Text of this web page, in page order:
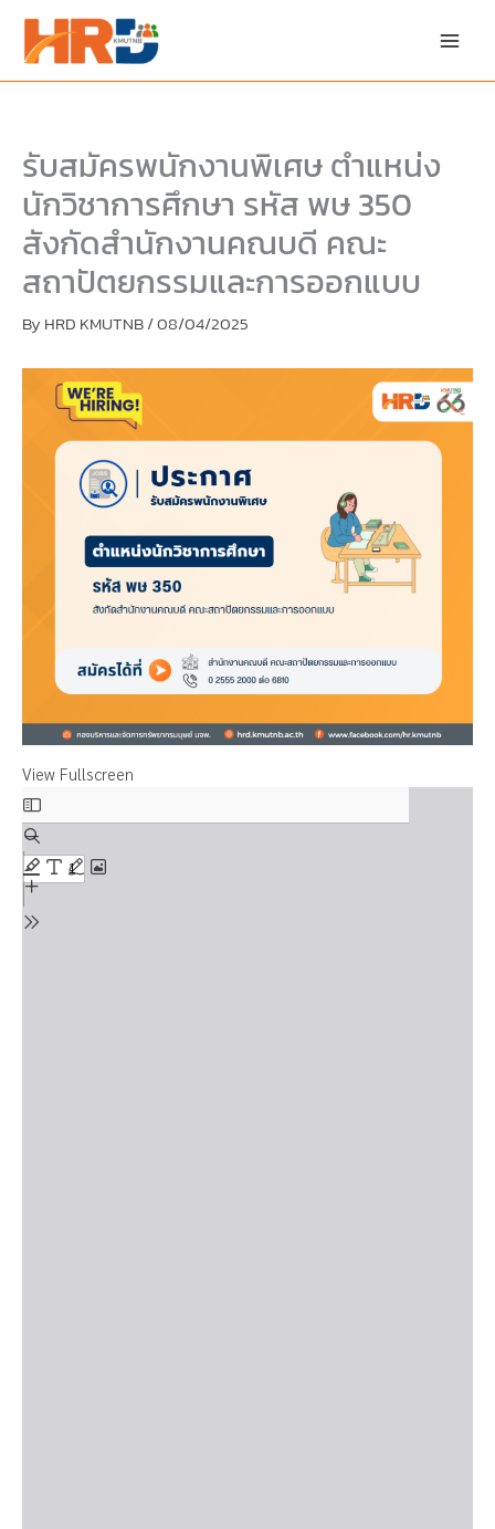
content
รับสมัครพนักงานพิเศษ ตำแหน่ง
นักวิชาการศึกษา รหัส พษ 350
สังกัดสำนักงานคณบดี คณะ
สถาปัตยกรรมและการออกแบบ
By HRD KMUTNB/08/04/2025
View Fullscreen
PDF